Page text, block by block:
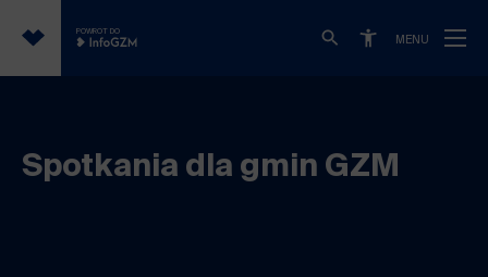
POWRÓT DO
MENU
Spotkania dla gmin GZM